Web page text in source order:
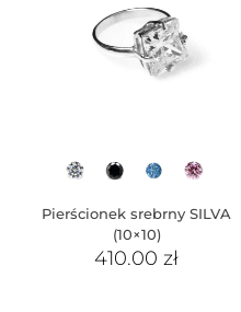
Pierścionek srebrny SILVA
(10×10)
410.00zł